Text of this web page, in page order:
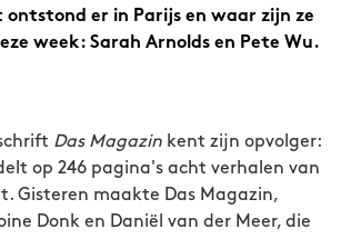
ontstond er in Parijs en waar zijn ze
week: Sarah Arnolds en Pete Wu.
Das Magazin kent zijn opvolger:
op 246 pagina's acht verhalen van
Gisteren maakte Das Magazin,
Donk en Daniël van der Meer, die